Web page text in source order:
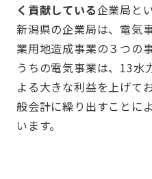
く貢献している企業局と
新潟県の企業局は、電気
業用地造成事業の３つの
うちの電気事業は、13水
よる大きな利益を上げて
般会計に繰り出すことに
います。